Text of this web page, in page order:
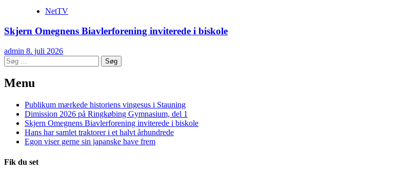
NetTV
Skjern Omegnens Biavlerforening inviterede i biskole
admin 8. juli 2026
Søg
efter:
Menu
Publikum mærkede historiens vingesus i Stauning
Dimission 2026 på Ringkøbing Gymnasium, del 1
Skjern Omegnens Biavlerforening inviterede i biskole
Hans har samlet traktorer i et halvt århundrede
Egon viser gerne sin japanske have frem
Fik du set